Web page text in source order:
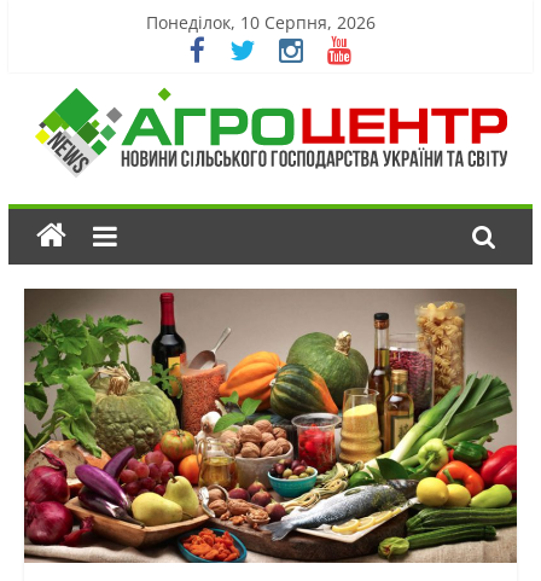
Понеділок, 10 Серпня, 2026